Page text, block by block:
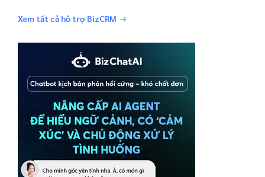
Xem tất cả hỗ trợ BizCRM